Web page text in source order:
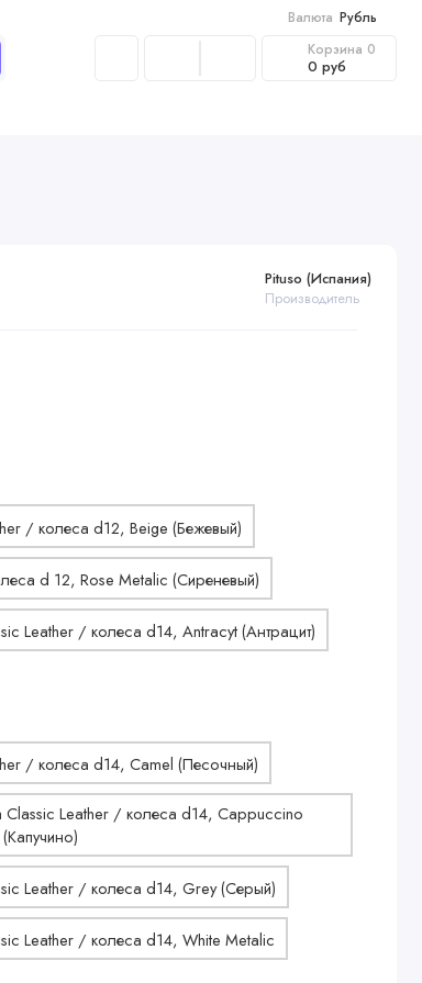
Валюта Рубль
Корзина 0
0 руб
Pituso (Испания)
Производитель